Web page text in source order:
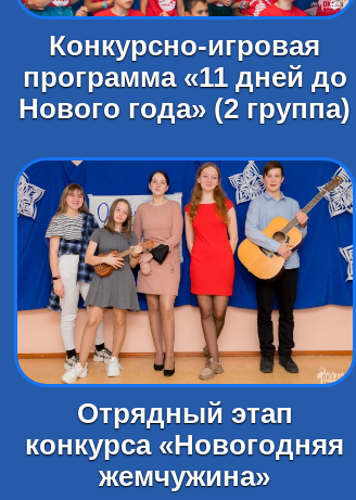
Конкурсно-игровая
программа «11 дней до
Нового года» (2 группа)
Отрядный этап
конкурса «Новогодняя
жемчужина»